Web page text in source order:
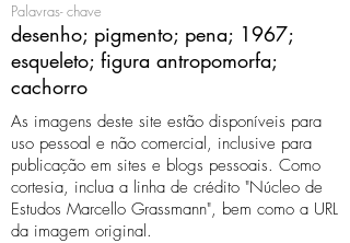
Palavras- chave
desenho; pigmento; pena; 1967;
esqueleto; figura antropomorfa;
cachorro
As imagens deste site estão disponíveis para
uso pessoal e não comercial, inclusive para
publicação em sites e blogs pessoais. Como
cortesia, inclua a linha de crédito "Núcleo de
Estudos Marcello Grassmann", bem como a URL
da imagem original.